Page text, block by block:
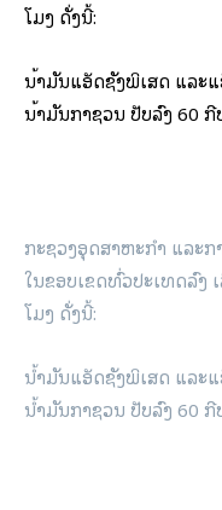
ໂມງ ດັ່ງນີ້:
ນໍ້າມັນແອັດຊັງພິເສດ ແລະ
ນໍ້າມັນກາຊວນ ປັບລົງ 60
ກະຊວງອຸດສາຫະກຳ ແລະ
ໃນຂອບເຂດທົ່ວປະເທດລົງ
ໂມງ ດັ່ງນີ້:
ນໍ້າມັນແອັດຊັງພິເສດ ແລະ
ນໍ້າມັນກາຊວນ ປັບລົງ 60